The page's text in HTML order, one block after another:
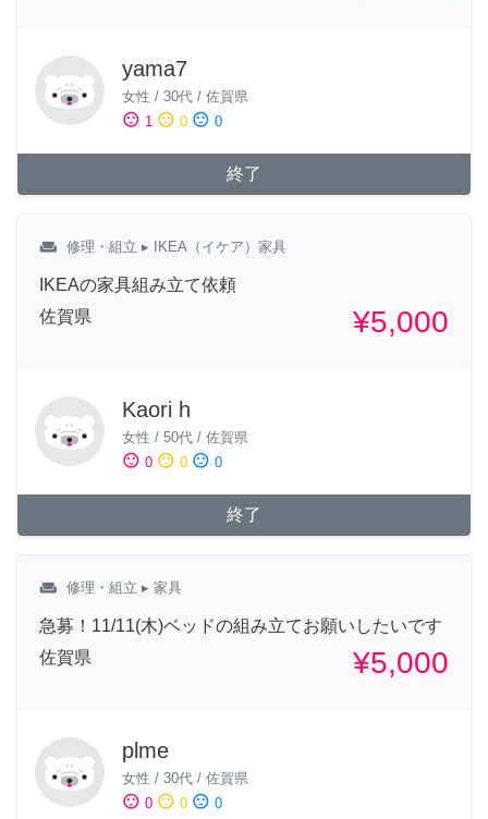
yama7
女性 / 30代 / 佐賀県
sentiment_satisfied 1 sentiment_neutral 0 sentiment_dissatisfied 0
終了
weekend 修理・組立 ▸ IKEA（イケア）家具
IKEAの家具組み立て依頼
佐賀県
¥5,000
Kaori h
女性 / 50代 / 佐賀県
sentiment_satisfied 0 sentiment_neutral 0 sentiment_dissatisfied 0
終了
weekend 修理・組立 ▸ 家具
急募！11/11(木)ベッドの組み立てお願いしたいです
佐賀県
¥5,000
plme
女性 / 30代 / 佐賀県
sentiment_satisfied 0 sentiment_neutral 0 sentiment_dissatisfied 0